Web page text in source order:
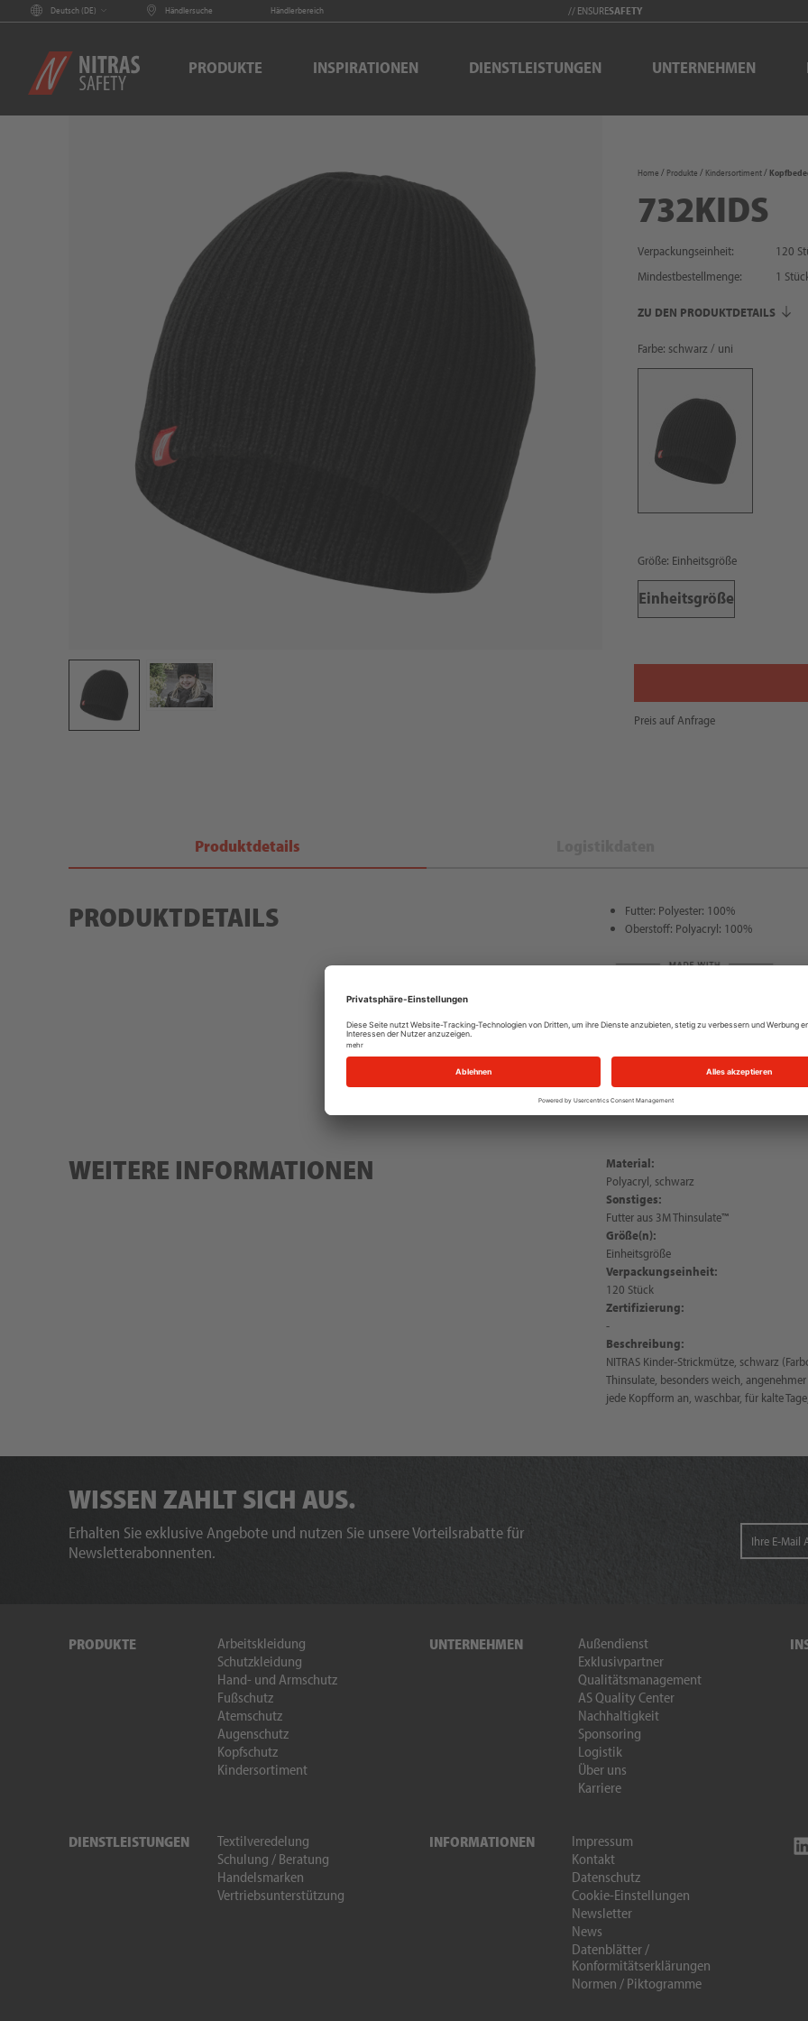
Deutsch (DE) Händlersuche Händlerbereich // ENSURESAFETY
PRODUKTE INSPIRATIONEN DIENSTLEISTUNGEN UNTERNEHMEN
Home Produkte Kindersortiment
732KIDS
Verpackungseinheit:
120
Mindestbestellmenge:
1
ZU DEN PRODUKTDETAILS
Farbe: schwarz / uni
Größe: Einheitsgröße
Einheitsgröße
Preis auf Anfrage
Produktdetails
PRODUKTDETAILS
Futter: Polyester: 100%
Oberstoff: Polyacryl: 100%
WEITERE INFORMATIONEN
Material:
Polyacryl, schwarz
Sonstiges:
Futter aus 3M Thinsulate™
Größe(n):
Einheitsgröße
Verpackungseinheit:
120 Stück
Zertifizierung:
-
Beschreibung:
NITRAS Kinder-Strickmütze, schwarz
Thinsulate, besonders weich,
jede Kopfform an, waschbar, für kalte
WISSEN ZAHLT SICH AUS.
Erhalten Sie exklusive Angebote und nutzen Sie unsere Vorteilsrabatte für
Newsletterabonnenten.
PRODUKTE
Arbeitskleidung
Schutzkleidung
Hand- und Armschutz
Fußschutz
Atemschutz
Augenschutz
Kopfschutz
Kindersortiment
UNTERNEHMEN
Außendienst
Exklusivpartner
Qualitätsmanagement
AS Quality Center
Nachhaltigkeit
Sponsoring
Logistik
Über uns
Karriere
DIENSTLEISTUNGEN
Textilveredelung
Schulung / Beratung
Handelsmarken
Vertriebsunterstützung
INFORMATIONEN
Impressum
Kontakt
Datenschutz
Cookie-Einstellungen
Newsletter
News
Datenblätter /
Konformitätserklärungen
Normen / Piktogramme